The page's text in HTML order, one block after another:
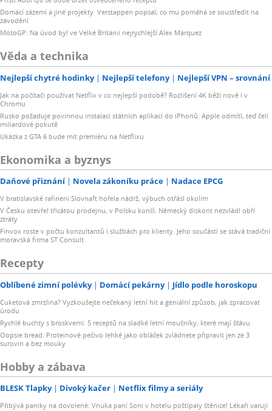
Domácí zázemí a jiné projekty. Verstappen popsal, co mu pomáhá se soustředit na
závodění
MotoGP: Na úvod byl ve Velké Británii nejrychlejší Alex Márquez
Věda a technika
Nejlepší chytré hodinky Nejlepší telefony Nejlepší VPN – srovnání
Jak na počítači používat Netflix v co nejlepší podobě? Rozlišení 4K běží nově i v
Chromu
Rusko požaduje povinnou instalaci státních aplikací do iPhonů. Apple odmítl, teď čelí
miliardové pokutě
Ukázka z GTA 6 bude mít premiéru na Netflixu
Ekonomika a byznys
Daňové přiznání Novela zákoníku práce Nadace EPCG
V bratislavské rafinerii Slovnaft hořela nádrž, výbuch otřásl okolím
V Česku otevřel třicátou prodejnu, v Polsku končí. Německý diskont nezvládl obří
ztráty
Finvox roste v počtu konzultantů i službách pro klienty. Jeho součástí se stává tradiční
moravská firma ST Consult
Recepty
Oblíbené zimní polévky Domácí pekárny Jídlo podle horoskopu
Cuketová zmrzlina? Vyzkoušejte nečekaný letní hit a geniální způsob, jak zpracovat
úrodu
Rychlé buchty s broskvemi: 5 receptů na sladké letní moučníky, které mají šťávu
Oopsie bread: Proteinové pečivo lehké jako obláček zvládnete připravit jen ze 3
surovin a bez mouky
Hobby a zábava
BLESK Tlapky Divoký kačer Netflix filmy a seriály
Přibývá paniky na dovolené: Vnuka paní Soni v hotelu poštípaly štěnice! Lékaři varují